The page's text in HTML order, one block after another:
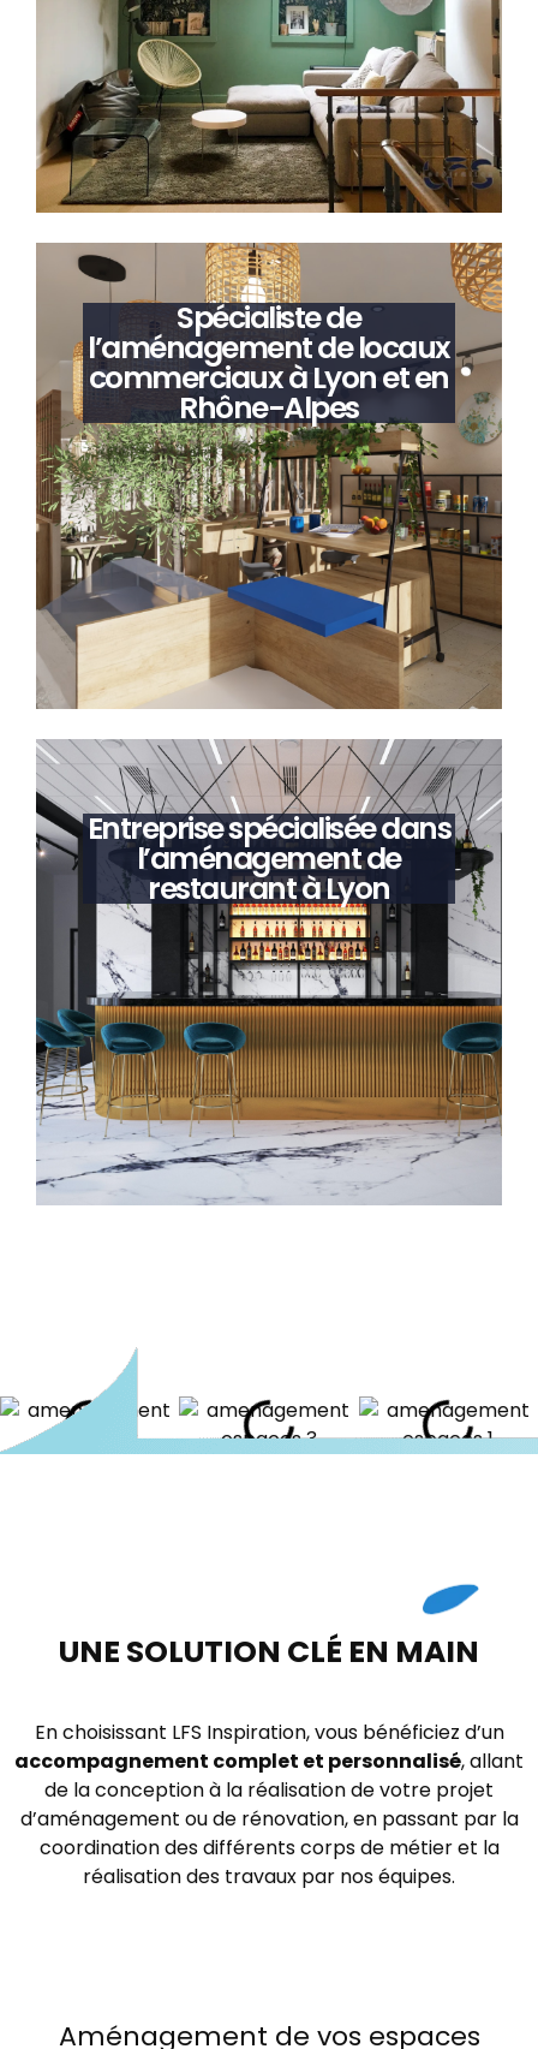
Spécialiste de
l’aménagement de locaux
commerciaux à Lyon et en
Rhône-Alpes
Entreprise spécialisée dans
l’aménagement de
restaurant à Lyon
UNE SOLUTION CLÉ EN MAIN
En choisissant LFS Inspiration, vous bénéficiez d’un
accompagnement complet et personnalisé, allant
de la conception à la réalisation de votre projet
d’aménagement ou de rénovation, en passant par la
coordination des différents corps de métier et la
réalisation des travaux par nos équipes.
Aménagement de vos espaces